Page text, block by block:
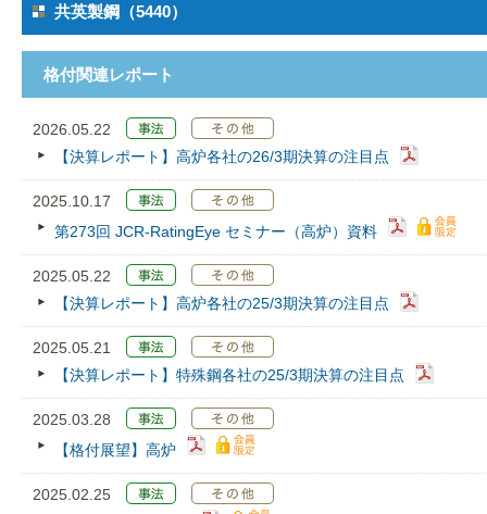
共英製鋼（5440）
格付関連レポート
2026.05.22
【決算レポート】高炉各社の26/3期決算の注目点
2025.10.17
第273回 JCR‐RatingEye セミナー（高炉）資料
2025.05.22
【決算レポート】高炉各社の25/3期決算の注目点
2025.05.21
【決算レポート】特殊鋼各社の25/3期決算の注目点
2025.03.28
【格付展望】高炉
2025.02.25